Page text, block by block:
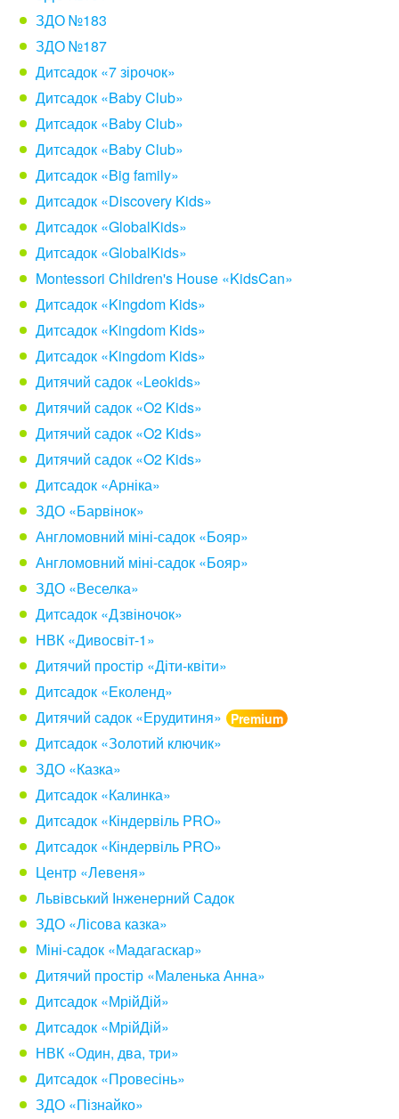
ЗДО №183
ЗДО №187
Дитсадок «7 зірочок»
Дитсадок «Baby Club»
Дитсадок «Baby Club»
Дитсадок «Baby Club»
Дитсадок «Big family»
Дитсадок «Discovery Kids»
Дитсадок «GlobalKids»
Дитсадок «GlobalKids»
Montessori Children's House «KidsCan»
Дитсадок «Kingdom Kids»
Дитсадок «Kingdom Kids»
Дитсадок «Kingdom Kids»
Дитячий садок «Leokids»
Дитячий садок «O2 Kids»
Дитячий садок «O2 Kids»
Дитячий садок «O2 Kids»
Дитсадок «Арніка»
ЗДО «Барвінок»
Англомовний міні-садок «Бояр»
Англомовний міні-садок «Бояр»
ЗДО «Веселка»
Дитсадок «Дзвіночок»
НВК «Дивосвіт-1»
Дитячий простір «Діти-квіти»
Дитсадок «Еколенд»
Дитячий садок «Ерудитиня»
Дитсадок «Золотий ключик»
ЗДО «Казка»
Дитсадок «Калинка»
Дитсадок «Кіндервіль PRO»
Дитсадок «Кіндервіль PRO»
Центр «Левеня»
Львівський Інженерний Садок
ЗДО «Лісова казка»
Міні-садок «Мадагаскар»
Дитячий простір «Маленька Анна»
Дитсадок «МрійДій»
Дитсадок «МрійДій»
НВК «Один, два, три»
Дитсадок «Провесінь»
ЗДО «Пізнайко»